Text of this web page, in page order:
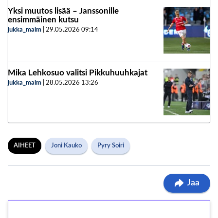
Yksi muutos lisää – Janssonille
ensimmäinen kutsu
jukka_malm 29.05.2026 09:14
Mika Lehkosuo valitsi Pikkuhuuhkajat
jukka_malm 28.05.2026 13:26
AIHEET Joni Kauko Pyry Soiri
Jaa